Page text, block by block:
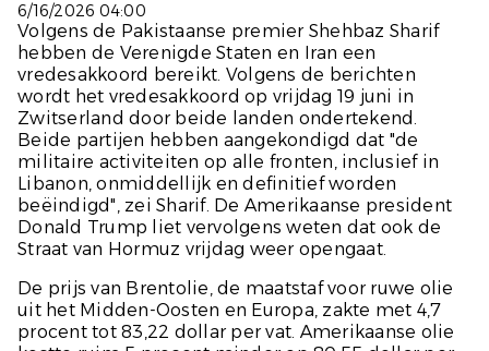
6/16/2026 04:00
Volgens de Pakistaanse premier Shehbaz Sharif
hebben de Verenigde Staten en Iran een
vredesakkoord bereikt. Volgens de berichten
wordt het vredesakkoord op vrijdag 19 juni in
Zwitserland door beide landen ondertekend.
Beide partijen hebben aangekondigd dat "de
militaire activiteiten op alle fronten, inclusief in
Libanon, onmiddellijk en definitief worden
beëindigd", zei Sharif. De Amerikaanse president
Donald Trump liet vervolgens weten dat ook de
Straat van Hormuz vrijdag weer opengaat.
De prijs van Brentolie, de maatstaf voor ruwe olie
uit het Midden-Oosten en Europa, zakte met 4,7
procent tot 83,22 dollar per vat. Amerikaanse olie